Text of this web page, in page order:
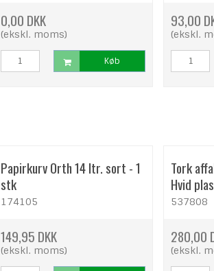
0,00 DKK
(ekskl. moms)
Køb
93,00
(ekskl.
Papirkurv Orth 14 ltr. sort - 1
stk
174105
149,95 DKK
(ekskl. moms)
Tork
Hvid
537808
280,00
(ekskl.